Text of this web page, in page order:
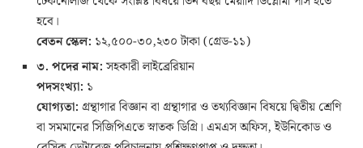
হবে।
বেতন স্কেল: ১২,৫০০-৩০,২৩০ টাকা (গ্রেড-১১)
৩. পদের নাম: সহকারী লাইব্রেরিয়ান
পদসংখ্যা: ১
যোগ্যতা: গ্রন্থাগার বিজ্ঞান বা গ্রন্থাগার ও তথ্যবিজ্ঞান বিষয়ে দ্বিতীয় শ্রেণি
বা সমমানের সিজিপিএতে স্নাতক ডিগ্রি। এমএস অফিস, ইউনিকোড ও